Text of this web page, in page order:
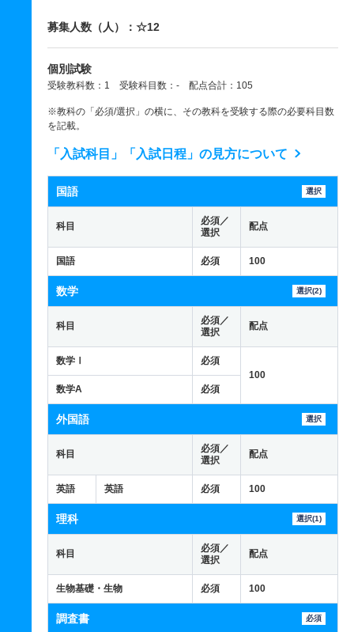
募集人数（人）：☆12
個別試験
受験教科数：1 受験科目数：- 配点合計：105
※教科の「必須/選択」の横に、その教科を受験する際の必要科目数
を記載。
「入試科目」「入試日程」の見方について
国語 選択
科目
必須／
選択
配点
国語 必須 100
数学 選択(2)
科目
必須／
選択
配点
数学Ⅰ
必須
100
数学A
必須
外国語 選択
科目
必須／
選択
配点
英語 英語 必須 100
理科 選択(1)
科目
必須／
選択
配点
生物基礎・生物 必須 100
調査書 必須